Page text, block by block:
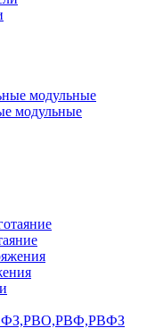
модульные